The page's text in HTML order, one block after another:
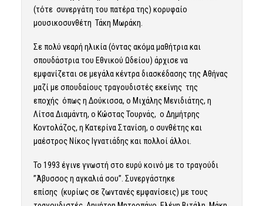
(τότε συνεργάτη του πατέρα της) κορυφαίο
μουσικοσυνθέτη Τάκη Μωράκη.
Σε πολύ νεαρή ηλικία (όντας ακόμα μαθήτρια και
σπουδάστρια του Εθνικού Ωδείου) άρχισε να
εμφανίζεται σε μεγάλα κέντρα διασκέδασης της Αθήνας
μαζί με σπουδαίους τραγουδιστές εκείνης της
εποχής όπως η Δούκισσα, ο Μιχάλης Μενιδιάτης, η
Λίτσα Διαμάντη, ο Κώστας Τουρνάς, ο Δημήτρης
Κοντολάζος, η Κατερίνα Στανίση, ο συνθέτης και
μαέστρος Νίκος Ιγνατιάδης και πολλοί άλλοι.
Το 1993 έγινε γνωστή στο ευρύ κοινό με το τραγούδι
”Άβυσσος η αγκαλιά σου”. Συνεργάστηκε
επίσης (κυρίως σε ζωντανές εμφανίσεις) με τους